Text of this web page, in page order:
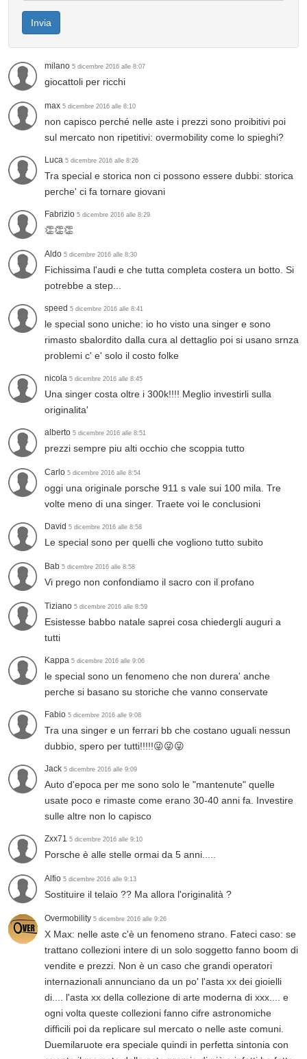
Invia
milano 5 dicembre 2016 alle 8:07
giocattoli per ricchi
max 5 dicembre 2016 alle 8:10
non capisco perché nelle aste i prezzi sono proibitivi poi
sul mercato non ripetitivi: overmobility come lo spieghi?
Luca 5 dicembre 2016 alle 8:26
Tra special e storica non ci possono essere dubbi: storica
perche' ci fa tornare giovani
Fabrizio 5 dicembre 2016 alle 8:29
👏👏👏
Aldo 5 dicembre 2016 alle 8:30
Fichissima l'audi e che tutta completa costera un botto. Si
potrebbe a step...
speed 5 dicembre 2016 alle 8:41
le special sono uniche: io ho visto una singer e sono
rimasto sbalordito dalla cura al dettaglio poi si usano srnza
problemi c' e' solo il costo folke
nicola 5 dicembre 2016 alle 8:45
Una singer costa oltre i 300k!!!! Meglio investirli sulla
originalita'
alberto 5 dicembre 2016 alle 8:51
prezzi sempre piu alti occhio che scoppia tutto
Carlo 5 dicembre 2016 alle 8:54
oggi una originale porsche 911 s vale sui 100 mila. Tre
volte meno di una singer. Traete voi le conclusioni
David 5 dicembre 2016 alle 8:58
Le special sono per quelli che vogliono tutto subito
Bab 5 dicembre 2016 alle 8:58
Vi prego non confondiamo il sacro con il profano
Tiziano 5 dicembre 2016 alle 8:59
Esistesse babbo natale saprei cosa chiedergli auguri a
tutti
Kappa 5 dicembre 2016 alle 9:06
le special sono un fenomeno che non durera' anche
perche si basano su storiche che vanno conservate
Fabio 5 dicembre 2016 alle 9:08
Tra una singer e un ferrari bb che costano uguali nessun
dubbio, spero per tutti!!!!!😜😜😜
Jack 5 dicembre 2016 alle 9:09
Auto d'epoca per me sono solo le "mantenute" quelle
usate poco e rimaste come erano 30-40 anni fa. Investire
sulle altre non lo capisco
Zxx71 5 dicembre 2016 alle 9:10
Porsche è alle stelle ormai da 5 anni.....
Alfio 5 dicembre 2016 alle 9:13
Sostituire il telaio ?? Ma allora l'originalità ?
Overmobility 5 dicembre 2016 alle 9:26
X Max: nelle aste c'è un fenomeno strano. Fateci caso: se
trattano collezioni intere di un solo soggetto fanno boom di
vendite e prezzi. Non è un caso che grandi operatori
internazionali annunciano da un po' l'asta xx dei gioielli
di.... l'asta xx della collezione di arte moderna di xxx.... e
ogni volta queste collezioni fanno cifre astronomiche
difficili poi da replicare sul mercato o nelle aste comuni.
Duemilaruote era speciale quindi in perfetta sintonia con